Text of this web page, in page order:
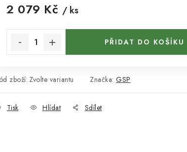
2 079 Kč / ks
PŘIDAT DO KOŠÍKU
zboží: Zvolte variantu Značka: GSP
Tisk Hlídat Sdílet